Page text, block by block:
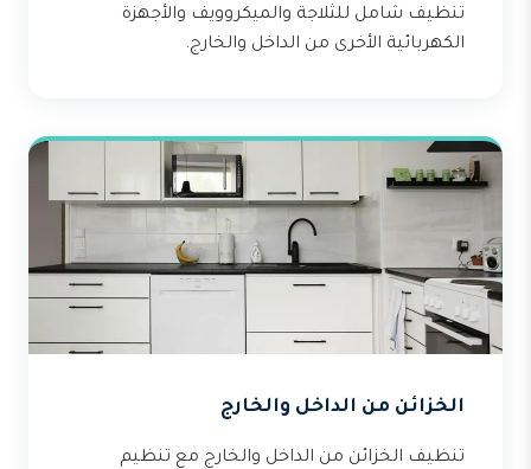
تنظيف شامل للثلاجة والميكروويف والأجهزة
الكهربائية الأخرى من الداخل والخارج.
الخزائن من الداخل والخارج
تنظيف الخزائن من الداخل والخارج مع تنظيم